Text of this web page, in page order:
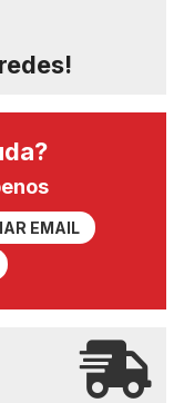
EMAIL